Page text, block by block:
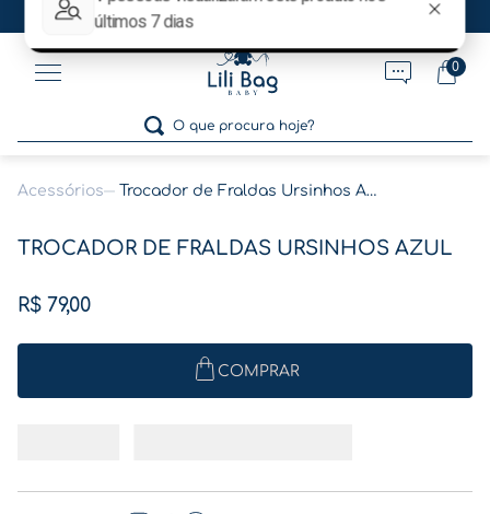
Ganhe 5% OFF no pagamento por pix!
0
O que procura hoje?
1º gestante
pasta gestante
Acessórios Trocador de Fraldas Ursinhos Azul
TROCADOR DE FRALDAS URSINHOS AZUL
R$ 79,00
COMPRAR